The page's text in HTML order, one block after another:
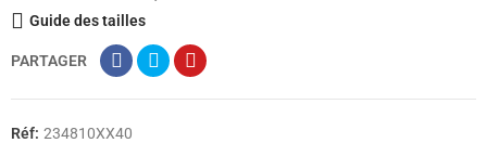
Guide des tailles
PARTAGER
Réf: 234810XX40